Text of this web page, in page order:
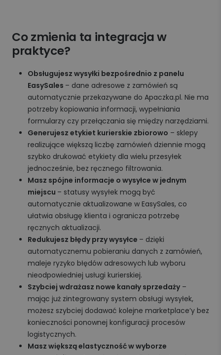
Co zmienia ta integracja w
praktyce?
Obsługujesz wysyłki bezpośrednio z panelu
EasySales – dane adresowe z zamówień są
automatycznie przekazywane do Apaczka.pl. Nie ma
potrzeby kopiowania informacji, wypełniania
formularzy czy przełączania się między narzędziami.
Generujesz etykiet kurierskie zbiorowo – sklepy
realizujące większą liczbę zamówień dziennie mogą
szybko drukować etykiety dla wielu przesyłek
jednocześnie, bez ręcznego filtrowania.
Masz spójne informacje o wysyłce w jednym
miejscu – statusy wysyłek mogą być
automatycznie aktualizowane w EasySales, co
ułatwia obsługę klienta i ogranicza potrzebę
ręcznych aktualizacji.
Redukujesz błędy przy wysyłce – dzięki
automatycznemu pobieraniu danych z zamówień,
maleje ryzyko błędów adresowych lub wyboru
nieodpowiedniej usługi kurierskiej.
Szybciej wdrażasz nowe kanały sprzedaży –
mając już zintegrowany system obsługi wysyłek,
możesz szybciej dodawać kolejne marketplace’y bez
konieczności ponownej konfiguracji procesów
logistycznych.
Masz większą elastyczność w wyborze